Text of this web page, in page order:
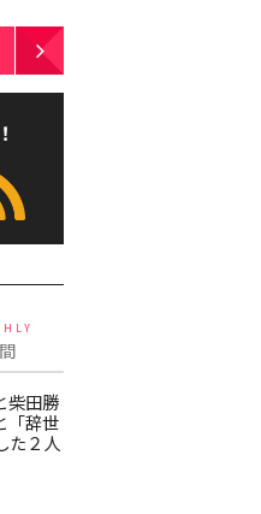
柴田勝
「辞世
た２人